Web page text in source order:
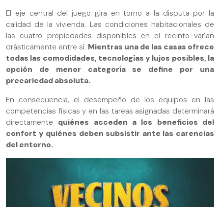
El eje central del juego gira en torno a la disputa por la
calidad de la vivienda. Las condiciones habitacionales de
las cuatro propiedades disponibles en el recinto varían
drásticamente entre sí. Mientras una de las casas ofrece
todas las comodidades, tecnologías y lujos posibles, la
opción de menor categoría se define por una
precariedad absoluta.
En consecuencia, el desempeño de los equipos en las
competencias físicas y en las tareas asignadas determinará
directamente quiénes acceden a los beneficios del
confort y quiénes deben subsistir ante las carencias
del entorno.